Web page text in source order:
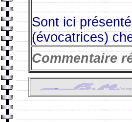
Sont ici
(évocatrices)
Commentaire